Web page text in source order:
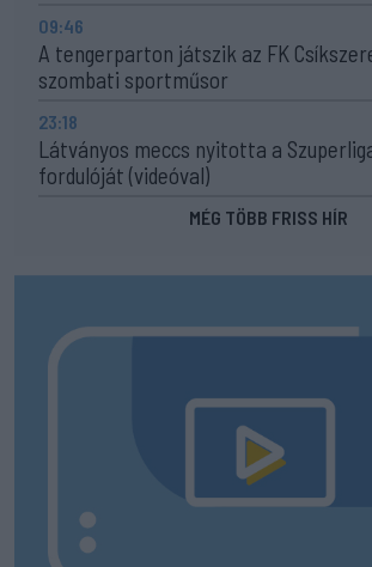
09:46
A tengerparton játszik az FK
szombati sportműsor
23:18
Látványos meccs nyitotta a
fordulóját (videóval)
MÉG TÖBB FRISS HÍR